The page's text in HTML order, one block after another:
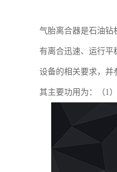
气胎离合器是石油钻
有离合迅速、运行平
设备的相关要求，并
其主要功用为：（1